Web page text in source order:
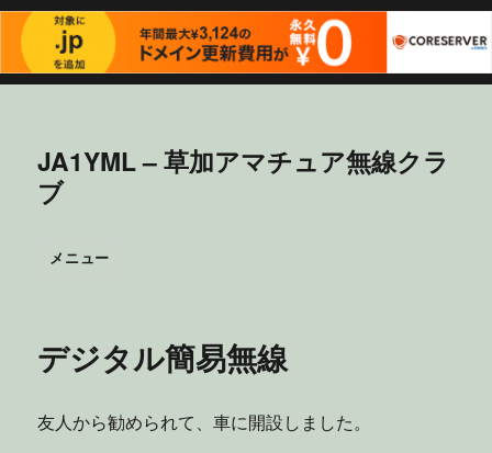
JA1YML – 草加アマチュア無線クラ
ブ
メニュー
デジタル簡易無線
友人から勧められて、車に開設しました。